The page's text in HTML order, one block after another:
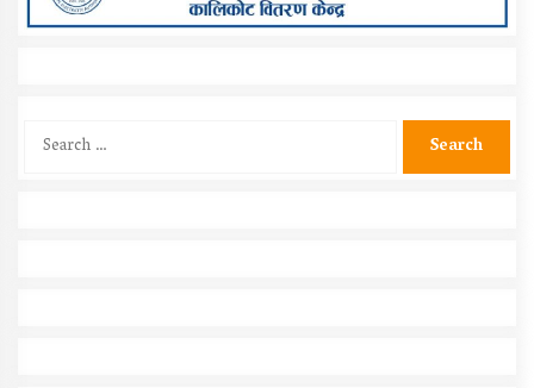
Search